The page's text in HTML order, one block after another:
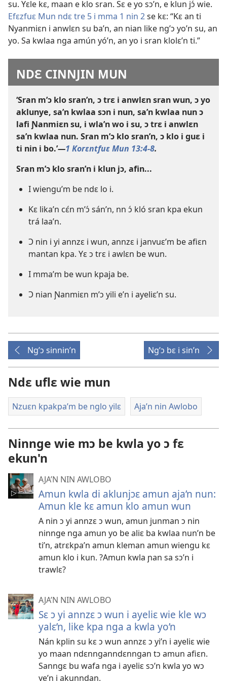
su. Yɛle kɛ, maan e klo sran. Sɛ e yo sɔ’n, e klun jɔ́ wie.
Efɛzfuɛ Mun ndɛ tre 5 i mma 1 nin 2se kɛ: “Kɛ an ti
Nyanmiɛn i anwlɛn su ba’n, an nian like ng’ɔ yo’n su, an
yo. Sa kwlaa nga amún yó’n, an yo i sran klolɛ’n ti.”
NDƐ CINNJIN MUN
‘Sran m’ɔ klo sran’n, ɔ trɛ i anwlɛn sran wun, ɔ yo
aklunye, sa’n kwlaa sɔn i nun, sa’n kwlaa nun ɔ
lafi Ɲanmiɛn su, i wla’n wo i su, ɔ trɛ i anwlɛn
sa’n kwlaa nun. Sran m’ɔ klo sran’n, ɔ klo i guɛ i
ti nin i bo.’—1 Korɛntfuɛ Mun 13:4-8.
Sran m’ɔ klo sran’n i klun jɔ, afin...
I wiengu’m be ndɛ lo i.
Kɛ lika’n cɛ́n m’ɔ́ sán’n, nn ɔ́ kló sran kpa ekun
trá laa’n.
Ɔ nin i yi annzɛ i wun, annzɛ i janvuɛ’m be afiɛn
mantan kpa. Yɛ ɔ trɛ i awlɛn be wun.
I mma’m be wun kpaja be.
Ɔ nian Ɲanmiɛn m’ɔ yili e’n i ayeliɛ’n su.
Ng’ɔ sinnin’n Ng’ɔ bɛ i sin’n
Ndɛ uflɛ wie mun
Nzuɛn kpakpa’m be nglo yilɛ Aja’n nin Awlobo
Ninnge wie mɔ be kwla yo ɔ fɛ
ekun'n
AJA’N NIN AWLOBO
Amun kwla di aklunjɔɛ amun aja’n nun:
Amun kle kɛ amun klo amun wun
A nin ɔ yi annzɛ ɔ wun, amun junman ɔ nin
ninnge nga amun yo be aliɛ ba kwlaa nun’n be
ti’n, atrɛkpa’n amun kleman amun wiengu kɛ
amun klo i kun. ?Amun kwla ɲan sa sɔ’n i
trawlɛ?
AJA’N NIN AWLOBO
Sɛ ɔ yi annzɛ ɔ wun i ayeliɛ wie kle wɔ
yalɛ’n, like kpa nga a kwla yo’n
Nán kplin su kɛ ɔ wun annzɛ ɔ yi’n i ayeliɛ wie
yo maan ndɛnnganndɛnngan tɔ amun afiɛn.
Sanngɛ bu wafa nga i ayeliɛ sɔ’n kwla yo wɔ
ye’n i akunndan.